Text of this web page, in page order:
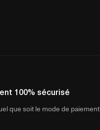
100% sécurisé
que soit le mode de paiement